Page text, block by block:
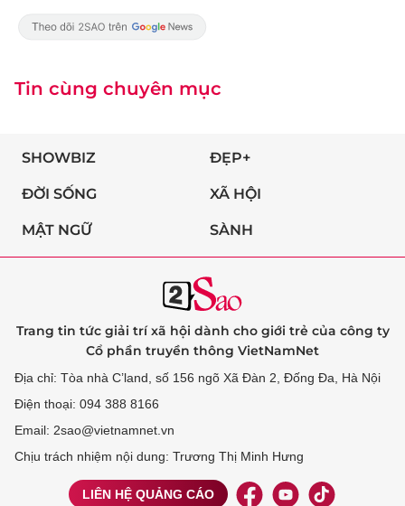
Tin cùng chuyên mục
SHOWBIZ ĐẸP+
ĐỜI SỐNG XÃ HỘI
MẬT NGỮ SÀNH
Trang tin tức giải trí xã hội dành cho giới trẻ của công ty
Cổ phần truyền thông VietNamNet
Địa chỉ: Tòa nhà C’land, số 156 ngõ Xã Đàn 2, Đống Đa, Hà Nội
Điện thoại: 094 388 8166
Email: 2sao@vietnamnet.vn
Chịu trách nhiệm nội dung: Trương Thị Minh Hưng
LIÊN HỆ QUẢNG CÁO